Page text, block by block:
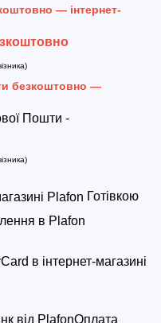
Пошти -
Готівкою
Оплата